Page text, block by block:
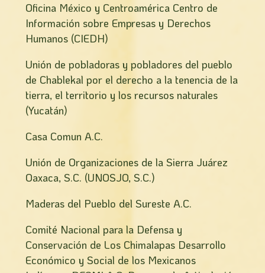
Oficina México y Centroamérica Centro de
Información sobre Empresas y Derechos
Humanos (CIEDH)
Unión de pobladoras y pobladores del pueblo
de Chablekal por el derecho a la tenencia de la
tierra, el territorio y los recursos naturales
(Yucatán)
Casa Comun A.C.
Unión de Organizaciones de la Sierra Juárez
Oaxaca, S.C. (UNOSJO, S.C.)
Maderas del Pueblo del Sureste A.C.
Comité Nacional para la Defensa y
Conservación de Los Chimalapas Desarrollo
Económico y Social de los Mexicanos